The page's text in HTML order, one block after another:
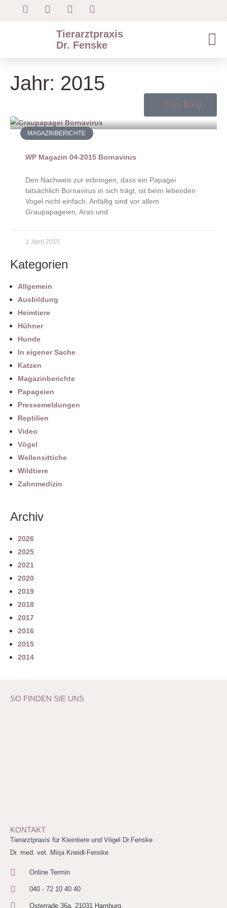
Tierarztpraxis
Dr. Fenske
Jahr: 2015
Zum Blog
MAGAZINBERICHTE
WP Magazin 04-2015 Bornavirus
Den Nachweis zur erbringen, dass ein Papagei
tatsächlich Bornavirus in sich trägt, ist beim lebenden
Vogel nicht einfach. Anfällig sind vor allem
Graupapageien, Aras und
1. April 2015
Kategorien
Allgemein
Ausbildung
Heimtiere
Hühner
Hunde
In eigener Sache
Katzen
Magazinberichte
Papageien
Pressemeldungen
Reptilien
Video
Vögel
Wellensittiche
Wildtiere
Zahnmedizin
Archiv
2026
2025
2021
2020
2019
2018
2017
2016
2015
2014
SO FINDEN SIE UNS
KONTAKT
Tierarztpraxis für Kleintiere und Vögel Dr.Fenske
Dr. med. vet. Mirja Kneidl-Fenske
Online Termin
040 - 72 10 40 40
Osterrade 36a, 21031 Hamburg